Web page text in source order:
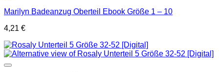
Marilyn Badeanzug Oberteil Ebook Größe 1 – 10
4,21 €